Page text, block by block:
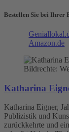
Bestellen Sie bei Ihrer
Amazon.de
Bildrechte:
Katharina
Katharina Eigner,
Publizistik und
zurückkehrte und